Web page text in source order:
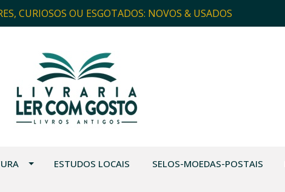
CURIOSOS OU ESGOTADOS: NOVOS & USADOS
ESTUDOS LOCAIS SELOS-MOEDAS-POSTAIS